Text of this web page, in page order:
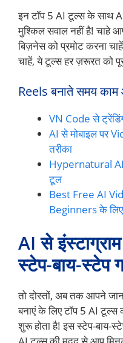
इन टॉप 5 AI टूल्स के साथ
मुश्किल सवाल नहीं है! चाहे
बिज़नेस को प्रमोट करना
चाहें, ये टूल्स हर ज़रूरत को
Reels बनाते समय काम
VN Code से
AI से मोबाइल पर
तरीका
Hypernatural
टूल
Best Free AI
Beginners के
AI से
स्टेप-बाय-स्टेप
तो दोस्तों, अब तक आपने
बनाएं के लिए टॉप 5 AI
शुरू होता है! इस स्टेप-बाय-